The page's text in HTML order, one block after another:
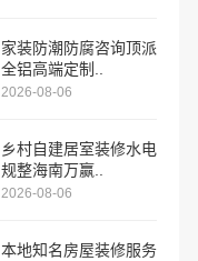
家装防潮防腐咨询顶派
全铝高端定制..
2026-08-06
乡村自建居室装修水电
规整海南万赢..
2026-08-06
本地知名房屋装修服务